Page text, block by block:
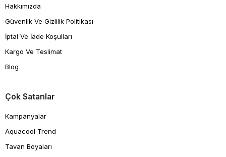
Hakkımızda
Güvenlik Ve Gizlilik Politikası
İptal Ve İade Koşulları
Kargo Ve Teslimat
Blog
Çok Satanlar
Kampanyalar
Aquacool Trend
Tavan Boyaları